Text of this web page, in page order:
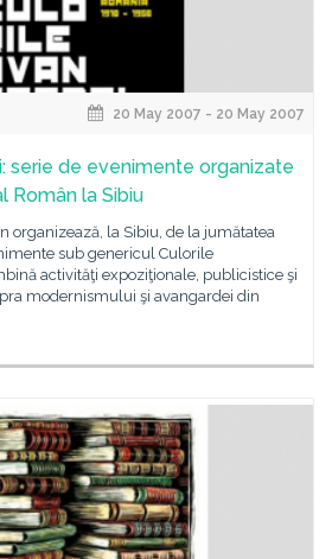
20 May 2007 - 20 May 2007
serie de evenimente organizate
Român la Sibiu
organizează, la Sibiu, de la jumătatea
sub genericul Culorile
activităţi expoziţionale, publicistice şi
modernismului şi avangardei din